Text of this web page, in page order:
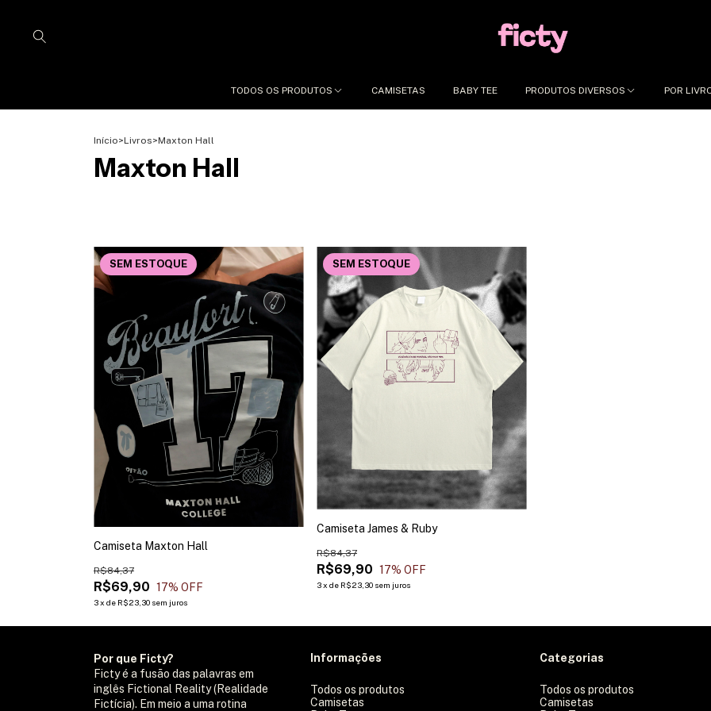
TODOS OS PRODUTOS CAMISETAS BABY TEE PRODUTOS DIVERSOS POR
Início>Livros>Maxton Hall
Maxton Hall
SEM ESTOQUE
Camiseta Maxton Hall
R$69,90
R$84,37
17% OFF
3x de R$23,30 sem juros
SEM ESTOQUE
Camiseta James & Ruby
R$69,90
R$84,37
17% OFF
3x de R$23,30 sem juros
Por que Ficty?
Ficty é a fusão das palavras em
inglês Fictional Reality (Realidade
Fictícia). Em meio a uma rotina
Informações
Todos os produtos
Camisetas
Categorias
Todos os produtos
Camisetas